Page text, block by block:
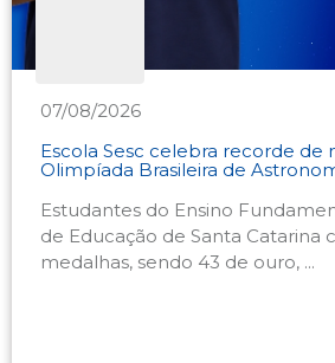
07/08/2026
Escola Sesc celebra recorde de
Olimpíada Brasileira de
Estudantes do Ensino
de Educação de Santa Catarina
medalhas, sendo 43 de ouro, ...